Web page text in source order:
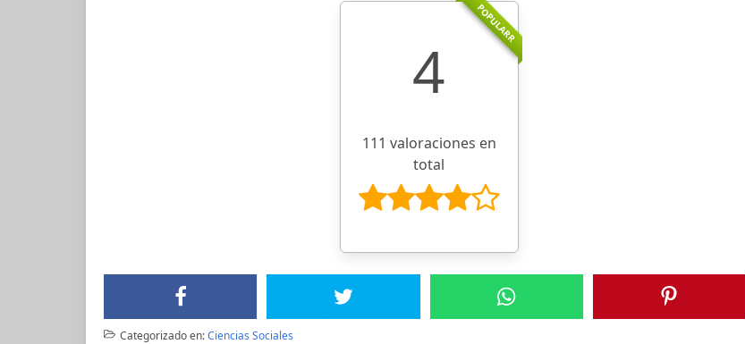
POPULARR
4
111 valoraciones en
total
Categorizado en:Ciencias Sociales